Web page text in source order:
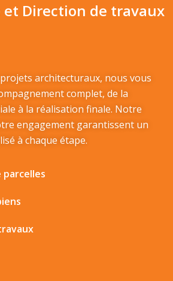
Direction de travaux
architecturaux, nous vous
complet, de la
à la réalisation finale. Notre
engagement garantissent un
à chaque étape.
parcelles